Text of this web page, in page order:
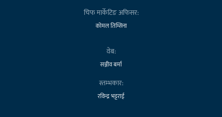
चिफ मार्केटिङ अफिसर:
कोमल तिम्सिना
वेब:
सञ्जीव बर्मा
स्तम्भकार:
रविन्द्र भट्टराई